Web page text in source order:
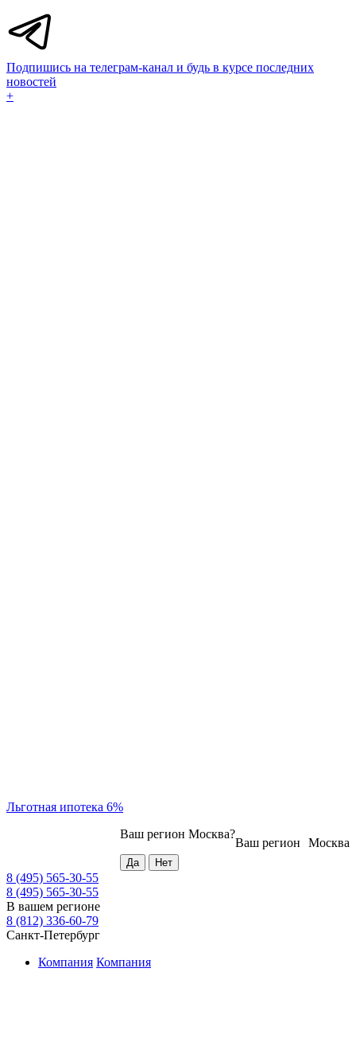
Подпишись на телеграм-канал и будь в курсе последних
новостей
+
Льготная ипотека 6%
Москва
Ваш регион
Ваш регион Москва?
8 (495) 565-30-55
8 (495) 565-30-55
В вашем регионе
8 (812) 336-60-79
Санкт-Петербург
Компания Компания